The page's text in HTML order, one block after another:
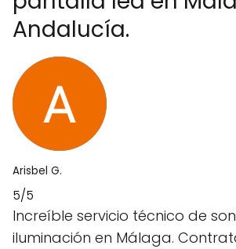
Andalucía.
Arisbel G.
5/5
Increíble servicio técnico de
iluminación en Málaga.